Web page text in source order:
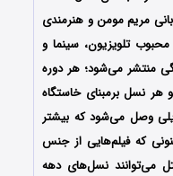
مریم مومن و هنرمندی
تلویزیون، سینما و
منتشر می‌شود؛ هر دوره
نسل برمبنای خاستگاه
وصل می‌شود که بیشتر
که فیلم‌هایی از جنس
می‌توانند نسل‌های دهه